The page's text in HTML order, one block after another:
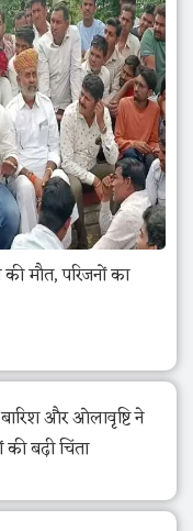
की मौत, परिजनों का
और ओलावृष्टि ने
की बढ़ी चिंता